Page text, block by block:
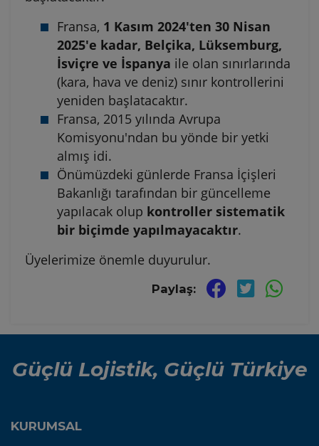
Fransa, 1 Kasım 2024'ten 30 Nisan
2025'e kadar, Belçika, Lüksemburg,
İsviçre ve İspanya ile olan sınırlarında
(kara, hava ve deniz) sınır kontrollerini
yeniden başlatacaktır.
Fransa, 2015 yılında Avrupa
Komisyonu'ndan bu yönde bir yetki
almış idi.
Önümüzdeki günlerde Fransa İçişleri
Bakanlığı tarafından bir güncelleme
yapılacak olup kontroller sistematik
bir biçimde yapılmayacaktır.
Üyelerimize önemle duyurulur.
Paylaş:
Güçlü Lojistik, Güçlü Türkiye
KURUMSAL